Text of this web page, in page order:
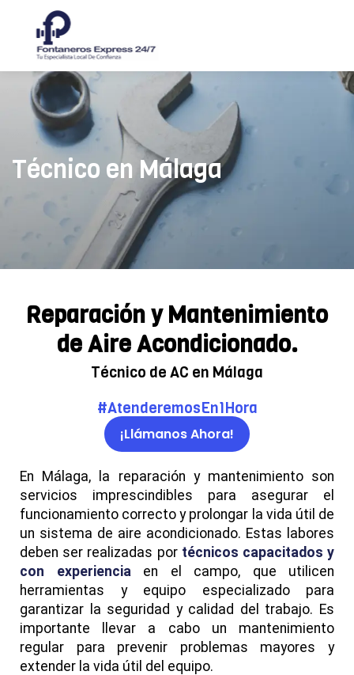
Técnico en Málaga
Reparación y Mantenimiento
de Aire Acondicionado.
Técnico de AC en Málaga
#AtenderemosEn1Hora
¡Llámanos Ahora!
En Málaga, la reparación y mantenimiento son
servicios imprescindibles para asegurar el
funcionamiento correcto y prolongar la vida útil de
un sistema de aire acondicionado. Estas labores
deben ser realizadas por técnicos capacitados y
con experiencia en el campo, que utilicen
herramientas y equipo especializado para
garantizar la seguridad y calidad del trabajo. Es
importante llevar a cabo un mantenimiento
regular para prevenir problemas mayores y
extender la vida útil del equipo.